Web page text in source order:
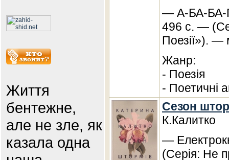
Життя
бентежне,
але не зле, як
казала одна
— А-БА-БА-
496 с. —
Поезії»). —
Жанр:
- Поезія
- Поетичні
Сезон
К.Калитко
—
(Серія: Не